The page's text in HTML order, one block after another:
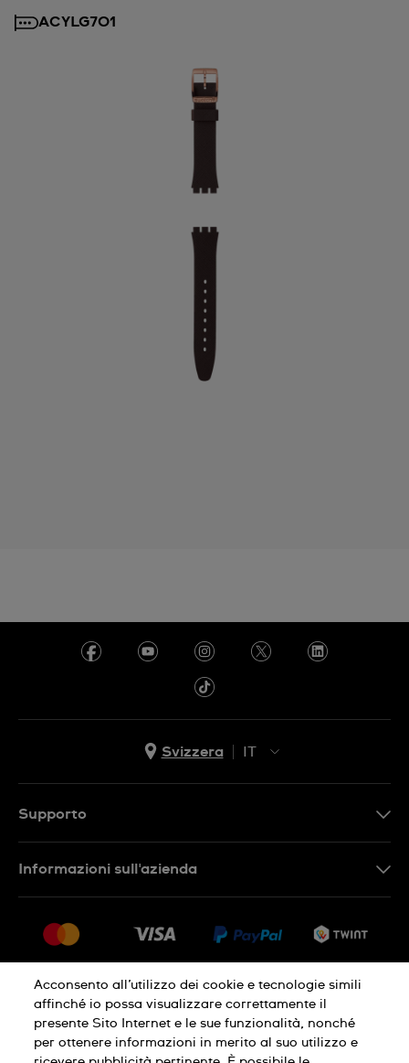
ACYLG701
Svizzera
IT
IT
Supporto
Restituzione
Condizioni di vendita
Diritto di recesso
Informazioni sull'azienda
Carriera
Acconsento all’utilizzo dei cookie e tecnologie simili
affinché io possa visualizzare correttamente il
presente Sito Internet e le sue funzionalità, nonché
per ottenere informazioni in merito al suo utilizzo e